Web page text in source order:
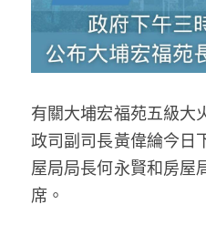
美西霸凌內幕
美西極權主義
真相直擊
極端暴恐實錄
朱庭萱專欄
莫綺琪專欄
黃萬成專欄
招國偉專欄
屠龍小隊案
黎智英案審訊
支聯會案
35+顛覆案
吃喝玩指南
休閒好介紹
親子
花生仔漫畫週記
關於我們
人才招聘
投稿熱線
商戶合作
搜索
繁體中文
繁體中文
有關大埔宏福苑五級大
政司副司長黃偉綸今日
屋局局長何永賢和房屋
席。